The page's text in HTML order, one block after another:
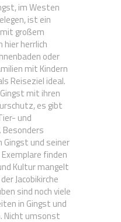
im Westen
ist ein
großem
hier herrlich
oder
mit Kindern
Reiseziel ideal.
mit ihren
es gibt
und
Gingst und seiner
finden
Kultur mangelt
Jacobikirche
sind noch viele
in Gingst und
Nicht umsonst